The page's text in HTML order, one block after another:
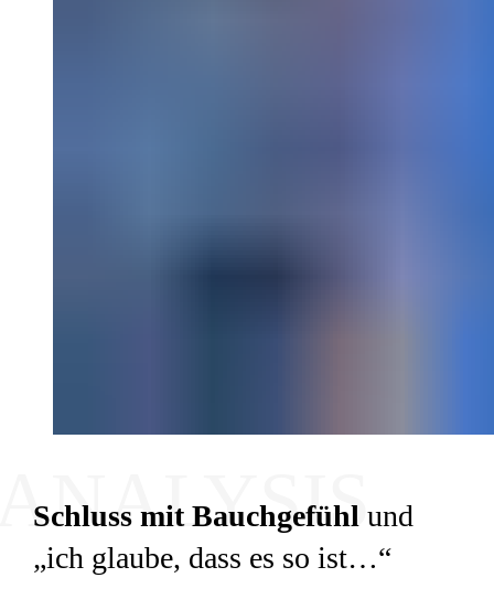
Schluss mit Bauchgefühl und
„ich glaube, dass es so ist…“